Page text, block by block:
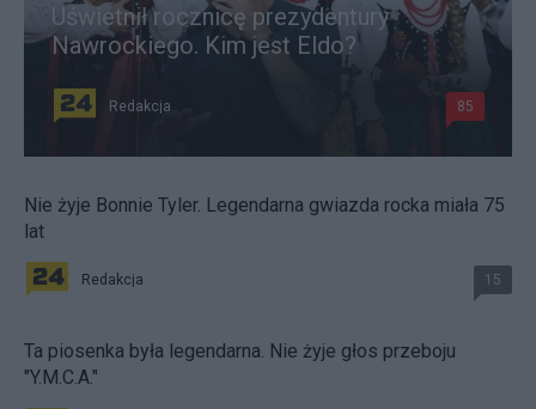
Uświetnił rocznicę prezydentury
Nawrockiego. Kim jest Eldo?
Redakcja 85
Nie żyje Bonnie Tyler. Legendarna gwiazda rocka miała 75
lat
Redakcja 15
Ta piosenka była legendarna. Nie żyje głos przeboju
"Y.M.C.A."